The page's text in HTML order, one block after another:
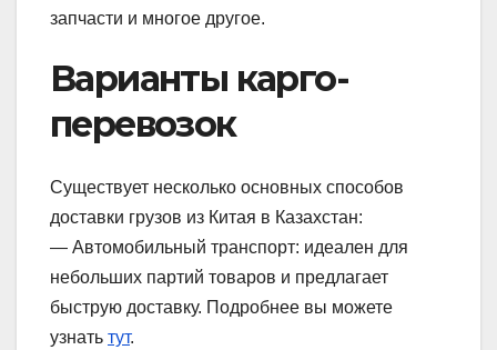
запчасти и многое другое.
Варианты карго-
перевозок
Существует несколько основных способов
доставки грузов из Китая в Казахстан:
— Автомобильный транспорт: идеален для
небольших партий товаров и предлагает
быструю доставку. Подробнее вы можете
узнать тут.